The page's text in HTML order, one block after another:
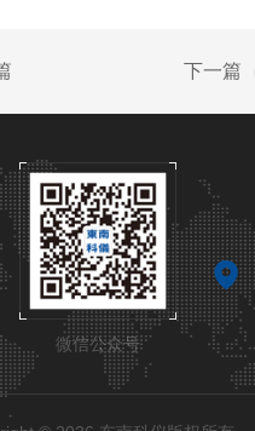
下一篇
微信公众号